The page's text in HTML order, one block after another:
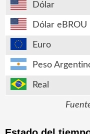
Dólar
Dólar eBROU
Euro
Peso
Real